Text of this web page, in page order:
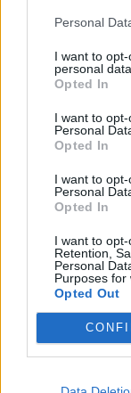
Personal
I want to
personal data.
Opted In
I want to
Personal
Opted In
I want to
Personal
Opted In
I want to opt-
Retention,
Personal
Purposes for
Opted Out
23:09
συγκρούστηκε
βίντεο
22:59
Νέα πρόκληση
οφείλεται
ΣΧΕΤΙΚA
Η Σαγκάη